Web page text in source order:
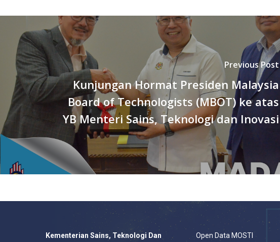
Previous Post
Kunjungan Hormat Presiden Malaysia
Board of Technologists (MBOT) ke atas
YB Menteri Sains, Teknologi dan Inovasi
Kementerian Sains, Teknologi Dan Open Data MOSTI